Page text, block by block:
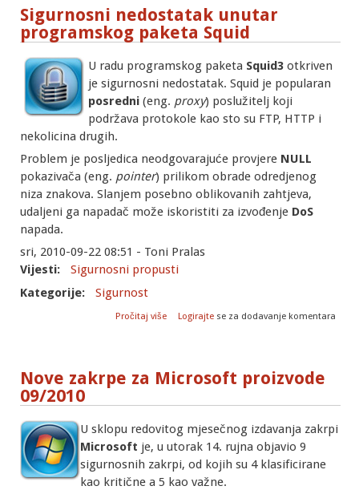
Sigurnosni nedostatak unutar
programskog paketa Squid
U radu programskog paketa Squid3 otkriven
je sigurnosni nedostatak. Squid je popularan
posredni (eng. proxy) poslužitelj koji
podržava protokole kao sto su FTP, HTTP i
nekolicina drugih.
Problem je posljedica neodgovarajuće provjere NULL
pokazivača (eng. pointer) prilikom obrade odredjenog
niza znakova. Slanjem posebno oblikovanih zahtjeva,
udaljeni ga napadač može iskoristiti za izvođenje DoS
napada.
sri, 2010-09-22 08:51 - Toni Pralas
Vijesti:
Sigurnosni propusti
Kategorije:
Sigurnost
Pročitaj više
o Sigurnosni nedostatak unutar
Logirajte se za dodavanje komentara
Nove zakrpe za Microsoft proizvode
09/2010
U sklopu redovitog mjesečnog izdavanja zakrpi
Microsoft je, u utorak 14. rujna objavio 9
sigurnosnih zakrpi, od kojih su 4 klasificirane
kao kritične a 5 kao važne.